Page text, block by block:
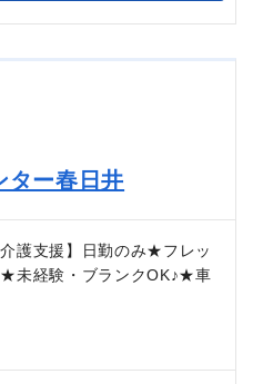
ター春日井
介護支援】日勤のみ★フレッ
未経験・ブランクOK♪★車